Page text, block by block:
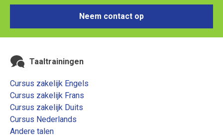
Neem contact op
Taaltrainingen
Cursus zakelijk Engels
Cursus zakelijk Frans
Cursus zakelijk Duits
Cursus Nederlands
Andere talen